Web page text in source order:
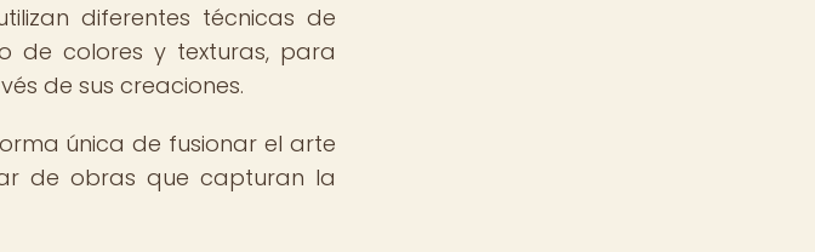
diferentes técnicas de
de colores y texturas, para
de sus creaciones.
única de fusionar el arte
de obras que capturan la